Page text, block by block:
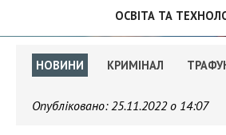
ОСВІТА ТА
НОВИНИ КРИМІНАЛ
Опубліковано:25.11.2022 о 14:07